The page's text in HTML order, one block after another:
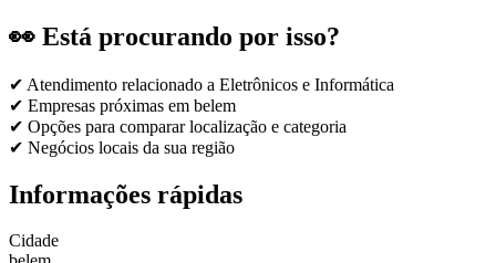
👀 Está procurando por isso?
✔ Atendimento relacionado a Eletrônicos e Informática
✔ Empresas próximas em belem
✔ Opções para comparar localização e categoria
✔ Negócios locais da sua região
Informações rápidas
Cidade